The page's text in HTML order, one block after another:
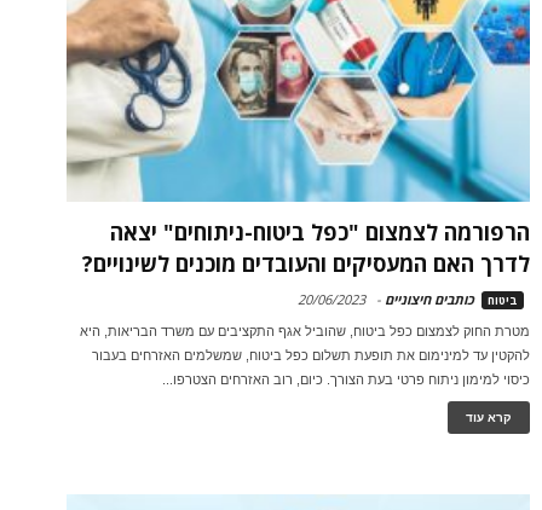
הרפורמה לצמצום "כפל ביטוח-ניתוחים" יצאה
לדרך האם המעסיקים והעובדים מוכנים לשינויים?
ביטוח כותבים חיצוניים -
20/06/2023
מטרת החוק לצמצום כפל ביטוח, שהוביל אגף התקציבים עם משרד הבריאות, היא
להקטין עד למינימום את תופעת תשלום כפל ביטוח, שמשלמים האזרחים בעבור
כיסוי למימון ניתוח פרטי בעת הצורך. כיום, רוב האזרחים הצטרפו...
קרא עוד